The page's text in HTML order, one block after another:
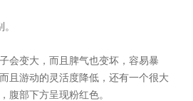
变大，而且脾气也变坏，容易暴
且游动的灵活度降低，还有一个很大
腹部下方呈现粉红色。